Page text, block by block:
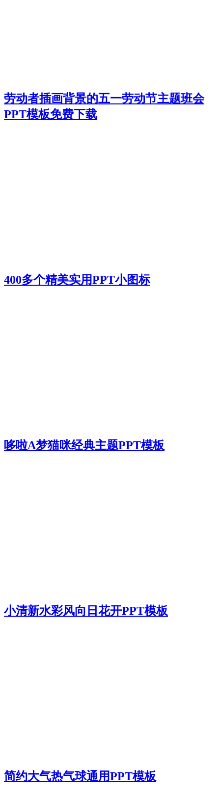
劳动者插画背景的五一劳动节主题班会
PPT模板免费下载
400多个精美实用PPT小图标
哆啦A梦猫咪经典主题PPT模板
小清新水彩风向日花开PPT模板
简约大气热气球通用PPT模板